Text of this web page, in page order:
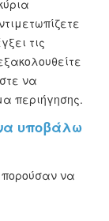
τις
να
περιήγησης.
υποβάλω
να